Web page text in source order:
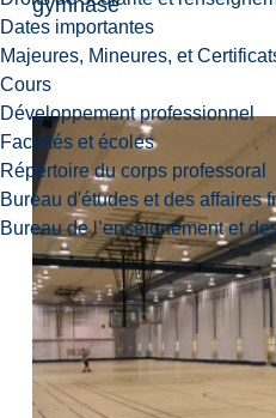
Dates importantes
Majeures, Mineures, et
Cours
Développement professionnel
Facultés et écoles
Répertoire du corps professoral
Bureau d'études et des affaires
Bureau de l’enseignement et